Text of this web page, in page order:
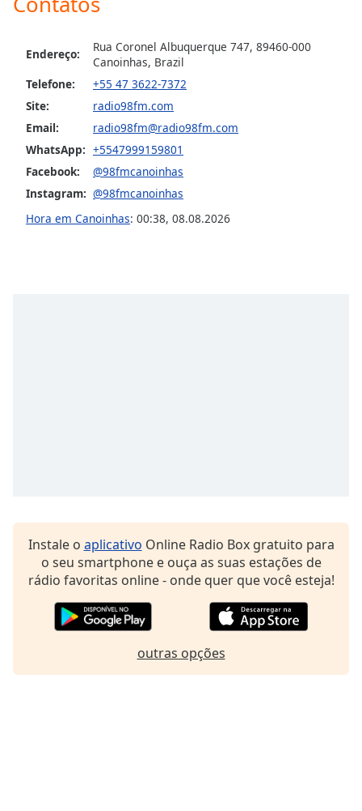
Area
Background
Color
Opacity
Font
dialog
window.
Endereço:
Rua Coronel Albuquerque 747, 89460-000
Canoinhas, Brazil
Telefone:
+55 47 3622-7372
Site:
radio98fm.com
Email:
radio98fm@radio98fm.com
WhatsApp: +5547999159801
Facebook:
@98fmcanoinhas
Instagram: @98fmcanoinhas
Hora em Canoinhas: 00:38, 08.08.2026
Instale o aplicativo Online Radio Box gratuito para
o seu smartphone e ouça as suas estações de
rádio favoritas online - onde quer que você esteja!
outras opções